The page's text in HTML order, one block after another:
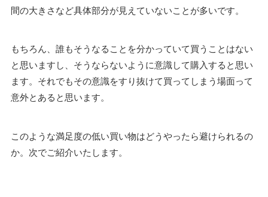
間の大きさなど具体部分が見えていないことが多いです。
もちろん、誰もそうなることを分かっていて買うことはない
と思いますし、そうならないように意識して購入すると思い
ます。それでもその意識をすり抜けて買ってしまう場面って
意外とあると思います。
このような満足度の低い買い物はどうやったら避けられるの
か。次でご紹介いたします。